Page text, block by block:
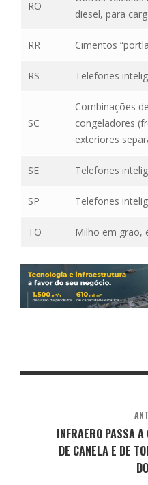
RO
diesel, para
RR Cimentos
RS Telefones
SC
Combinações
congeladores
exteriores
SE Telefones
SP Telefones
TO Milho em grão,
INFRAERO PASSA
DE CANELA E DE